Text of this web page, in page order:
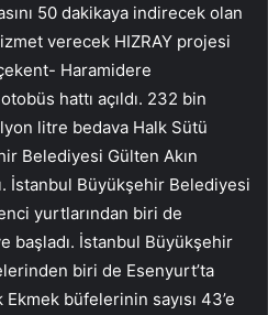
50 dakikaya indirecek olan
verecek HIZRAY projesi
Haramidere
hattı açıldı. 232 bin
litre bedava Halk Sütü
Belediyesi Gülten Akın
İstanbul Büyükşehir Belediyesi
yurtlarından biri de
başladı. İstanbul Büyükşehir
biri de Esenyurt’ta
büfelerinin sayısı 43’e